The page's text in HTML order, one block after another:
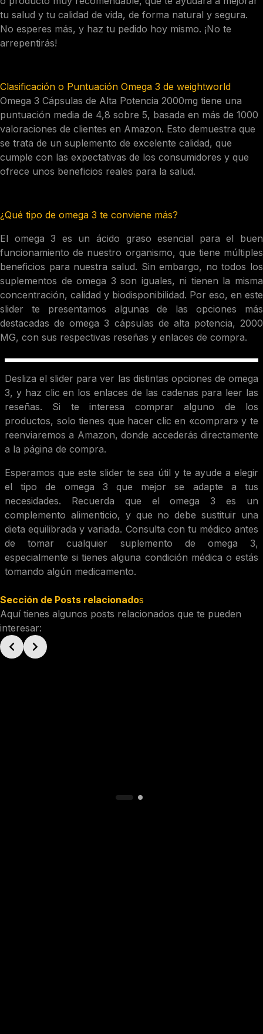
tu salud y tu calidad de vida, de forma natural y segura.
No esperes más, y haz tu pedido hoy mismo. ¡No te
arrepentirás!
Clasificación o Puntuación Omega 3 de weightworld
Omega 3 Cápsulas de Alta Potencia 2000mg tiene una
puntuación media de 4,8 sobre 5, basada en más de 1000
valoraciones de clientes en Amazon. Esto demuestra que
se trata de un suplemento de excelente calidad, que
cumple con las expectativas de los consumidores y que
ofrece unos beneficios reales para la salud.
¿Qué tipo de omega 3 te conviene más?
El omega 3 es un ácido graso esencial para el buen
funcionamiento de nuestro organismo, que tiene múltiples
beneficios para nuestra salud. Sin embargo, no todos los
suplementos de omega 3 son iguales, ni tienen la misma
concentración, calidad y biodisponibilidad. Por eso, en este
slider te presentamos algunas de las opciones más
destacadas de omega 3 cápsulas de alta potencia, 2000
MG, con sus respectivas reseñas y enlaces de compra.
Desliza el slider para ver las distintas opciones de omega
3, y haz clic en los enlaces de las cadenas para leer las
reseñas. Si te interesa comprar alguno de los
productos, solo tienes que hacer clic en «comprar» y te
reenviaremos a Amazon, donde accederás directamente
a la página de compra.
Esperamos que este slider te sea útil y te ayude a elegir
el tipo de omega 3 que mejor se adapte a tus
necesidades. Recuerda que el omega 3 es un
complemento alimenticio, y que no debe sustituir una
dieta equilibrada y variada. Consulta con tu médico antes
de tomar cualquier suplemento de omega 3,
especialmente si tienes alguna condición médica o estás
tomando algún medicamento.
Sección de Posts relacionados
Aquí tienes algunos posts relacionados que te pueden
interesar: